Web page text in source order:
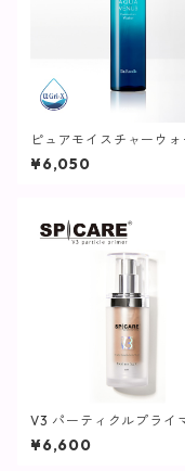
ピュアモイスチャーウォ
ー / 150mL【化粧水/さ
タイプ】
¥6,050
V3 パーティクルプライ
(ミディアムライト) /
【SPICARE】
¥6,600